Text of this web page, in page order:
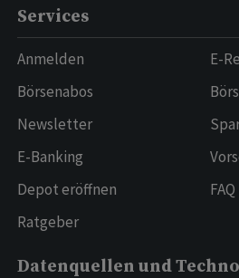
Services
Anmelden
Börsenabos
Newsletter
E-Banking
Depot eröffnen
Ratgeber
E-
FAQ
Datenquellen und